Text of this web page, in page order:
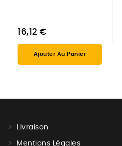
16,12 €
Ajouter Au Panier
Livraison
Mentions Légales